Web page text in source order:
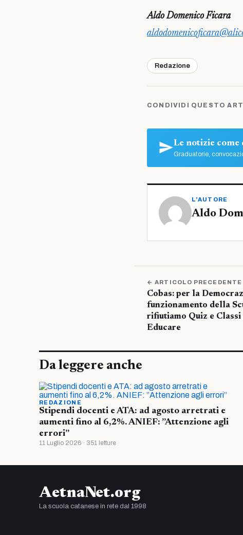
Aldo Domenico Ficara
Redazione
CONDIVIDI QUESTO
Le notizie come
Graduatorie,
L'AUTORE
Aldo
← ARTICOLO PRECEDENTE
Cobas: per la
funzionamento della
rifiutiamo Quiz e
Educare
Da leggere anche
REDAZIONE
Stipendi docenti e ATA: ad agosto arretrati e
aumenti fino al 6,2%. ANIEF: ”Attenzione agli
errori”
11 Luglio 2026 · 351 letture
AetnaNet.org
La scuola catanese in rete dal 1998